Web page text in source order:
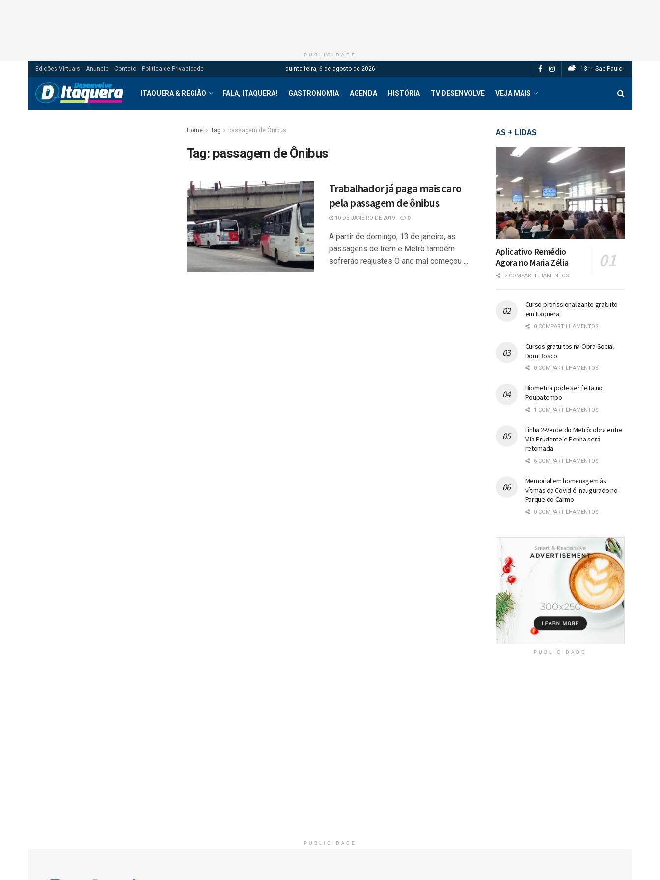
PUBLICIDADE
Edições Virtuais Anuncie Contato Política de Privacidade quinta-feira, 6 de agosto de 2026 13 °C Sao Paulo
ITAQUERA & REGIÃO FALA, ITAQUERA! GASTRONOMIA AGENDA HISTÓRIA TV DESENVOLVE VEJA MAIS
Home Tag passagem de Ônibus
Tag: passagem de Ônibus
Trabalhador já paga mais caro
pela passagem de ônibus
10 DE JANEIRO DE 2019 0
A partir de domingo, 13 de janeiro, as
passagens de trem e Metrô também
sofrerão reajustes O ano mal começou ...
AS + LIDAS
Aplicativo Remédio
Agora no Maria Zélia
2 COMPARTILHAMENTOS
Curso profissionalizante gratuito
em Itaquera
0 COMPARTILHAMENTOS
Cursos gratuitos na Obra Social
Dom Bosco
0 COMPARTILHAMENTOS
Biometria pode ser feita no
Poupatempo
1 COMPARTILHAMENTOS
Linha 2-Verde do Metrô: obra entre
Vila Prudente e Penha será
retomada
6 COMPARTILHAMENTOS
Memorial em homenagem às
vítimas da Covid é inaugurado no
Parque do Carmo
0 COMPARTILHAMENTOS
PUBLICIDADE
PUBLICIDADE